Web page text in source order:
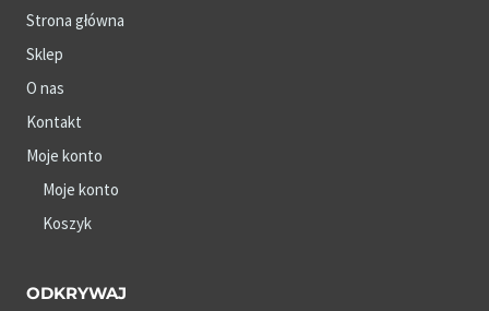
Strona główna
Sklep
O nas
Kontakt
Moje konto
Moje konto
Koszyk
ODKRYWAJ